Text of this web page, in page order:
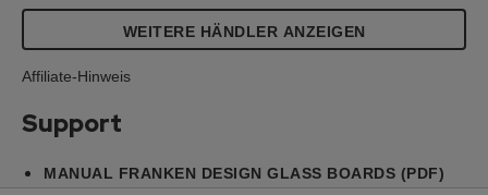
WEITERE HÄNDLER ANZEIGEN
Affiliate-Hinweis
Support
MANUAL FRANKEN DESIGN GLASS BOARDS (PDF)